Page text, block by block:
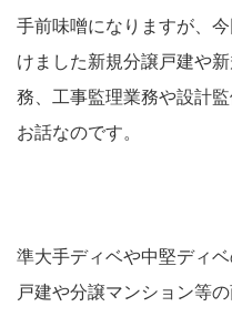
手前味噌になりますが、
けました新規分譲戸建や
務、工事監理業務や設計
お話なのです。
準大手ディベや中堅ディ
戸建や分譲マンション等